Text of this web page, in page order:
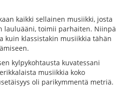
kaikki sellainen musiikki, josta
lauluääni, toimii parhaiten. Niinpä
kuin klassistakin musiikkia tähän
kylpykohtausta kuvatessani
musiikkia koko
oli parikymmentä metriä.